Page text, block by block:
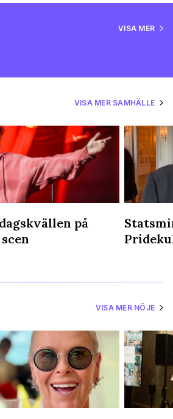
VISA MER
VISA MER SAMHÄLLE
på
VISA MER NÖJE